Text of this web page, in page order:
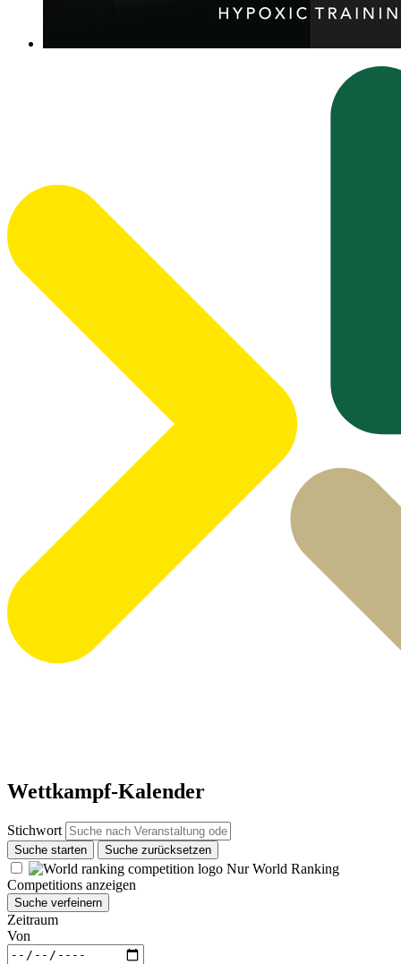
Wettkampf-Kalender
Stichwort
Suche starten Suche zurücksetzen
Nur World Ranking
Competitions anzeigen
Suche verfeinern
Zeitraum
Von